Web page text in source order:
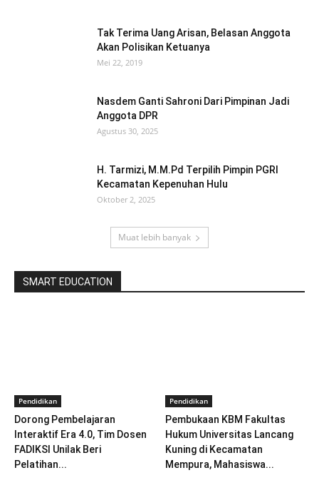
Tak Terima Uang Arisan, Belasan Anggota
Akan Polisikan Ketuanya
Mei 22, 2019
Nasdem Ganti Sahroni Dari Pimpinan Jadi
Anggota DPR
Agustus 30, 2025
H. Tarmizi, M.M.Pd Terpilih Pimpin PGRI
Kecamatan Kepenuhan Hulu
Oktober 2, 2025
Muat lebih banyak
SMART EDUCATION
Pendidikan
Dorong Pembelajaran
Interaktif Era 4.0, Tim Dosen
FADIKSI Unilak Beri
Pelatihan...
Pendidikan
Pembukaan KBM Fakultas
Hukum Universitas Lancang
Kuning di Kecamatan
Mempura, Mahasiswa...